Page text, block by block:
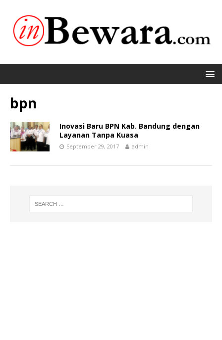
bpn
Inovasi Baru BPN Kab. Bandung dengan
Layanan Tanpa Kuasa
September 29, 2017 admin